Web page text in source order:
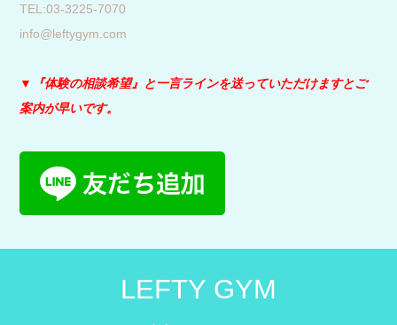
​TEL:03-3225-7070
info@leftygym.com
▼『体験の相談希望』と一言ラインを送っていただけますとご
案内が早いです。
LEFTY GYM